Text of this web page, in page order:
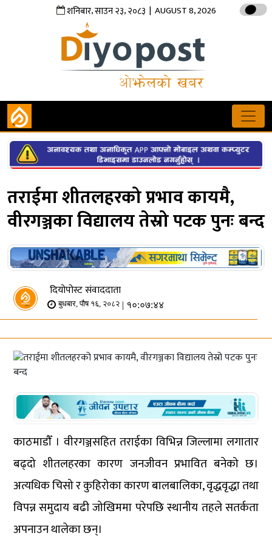
शनिबार,साउन२३,२०८३ | AUGUST 8, 2026
तराईमा शीतलहरको प्रभाव कायमै,
वीरगञ्जका विद्यालय तेस्रो पटक पुनः बन्द
दियोपोस्ट संवाददाता
बुधबार, पौष १६, २०८२ | १०:०७:४४
काठमाडौँ । वीरगञ्जसहित तराईका विभिन्न जिल्लामा लगातार
बढ्दो शीतलहरका कारण जनजीवन प्रभावित बनेको छ।
अत्यधिक चिसो र कुहिरोका कारण बालबालिका, वृद्धवृद्धा तथा
विपन्न समुदाय बढी जोखिममा परेपछि स्थानीय तहले सतर्कता
अपनाउन थालेका छन्।